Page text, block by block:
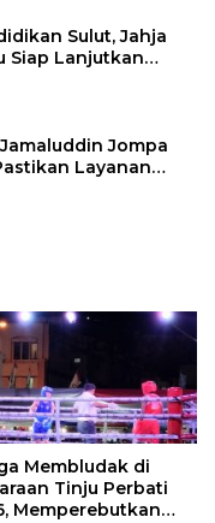
Sulut, Jahja
Siap Lanjutkan
Jompa
Layanan
Membludak di
Tinju Perbati
Memperebutkan